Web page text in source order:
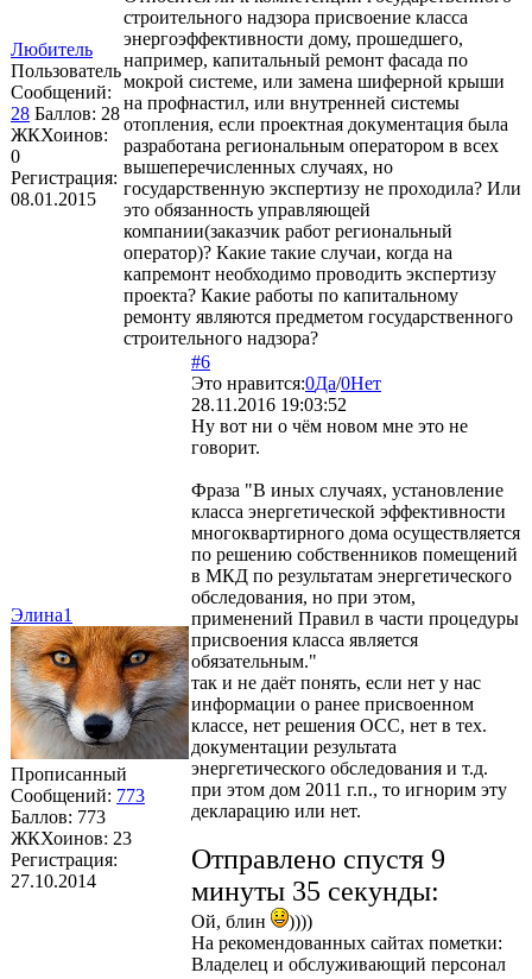
Любитель
Пользователь
Сообщений:
28 Баллов: 28
ЖКХоинов:
0
Регистрация:
08.01.2015
строительного надзора присвоение класса
энергоэффективности дому, прошедшего,
например, капитальный ремонт фасада по
мокрой системе, или замена шиферной крыши
на профнастил, или внутренней системы
отопления, если проектная документация была
разработана региональным оператором в всех
вышеперечисленных случаях, но
государственную экспертизу не проходила? Или
это обязанность управляющей
компании(заказчик работ региональный
оператор)? Какие такие случаи, когда на
капремонт необходимо проводить экспертизу
проекта? Какие работы по капитальному
ремонту являются предметом государственного
строительного надзора?
Элина1
Прописанный
Сообщений: 773
Баллов: 773
ЖКХоинов: 23
Регистрация:
27.10.2014
#6
Это нравится:0Да/0Нет
28.11.2016 19:03:52
Ну вот ни о чём новом мне это не
говорит.
Фраза "В иных случаях, установление
класса энергетической эффективности
многоквартирного дома осуществляется
по решению собственников помещений
в МКД по результатам энергетического
обследования, но при этом,
применений Правил в части процедуры
присвоения класса является
обязательным."
так и не даёт понять, если нет у нас
информации о ранее присвоенном
классе, нет решения ОСС, нет в тех.
документации результата
энергетического обследования и т.д.
при этом дом 2011 г.п., то игнорим эту
декларацию или нет.
Отправлено спустя 9
минуты 35 секунды:
Ой, блин
))))
На рекомендованных сайтах пометки:
Владелец и обслуживающий персонал